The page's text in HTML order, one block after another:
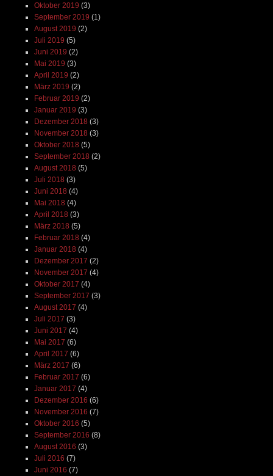
Oktober 2019 (3)
September 2019 (1)
August 2019 (2)
Juli 2019 (5)
Juni 2019 (2)
Mai 2019 (3)
April 2019 (2)
März 2019 (2)
Februar 2019 (2)
Januar 2019 (3)
Dezember 2018 (3)
November 2018 (3)
Oktober 2018 (5)
September 2018 (2)
August 2018 (5)
Juli 2018 (3)
Juni 2018 (4)
Mai 2018 (4)
April 2018 (3)
März 2018 (5)
Februar 2018 (4)
Januar 2018 (4)
Dezember 2017 (2)
November 2017 (4)
Oktober 2017 (4)
September 2017 (3)
August 2017 (4)
Juli 2017 (3)
Juni 2017 (4)
Mai 2017 (6)
April 2017 (6)
März 2017 (6)
Februar 2017 (6)
Januar 2017 (4)
Dezember 2016 (6)
November 2016 (7)
Oktober 2016 (5)
September 2016 (8)
August 2016 (3)
Juli 2016 (7)
Juni 2016 (7)